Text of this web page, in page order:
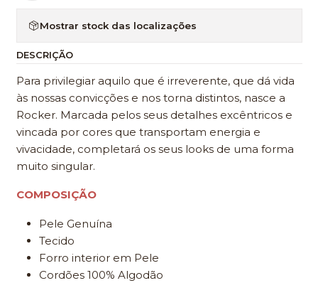
Mostrar stock das localizações
DESCRIÇÃO
Para privilegiar aquilo que é irreverente, que dá vida
às nossas convicções e nos torna distintos, nasce a
Rocker. Marcada pelos seus detalhes excêntricos e
vincada por cores que transportam energia e
vivacidade, completará os seus looks de uma forma
muito singular.
COMPOSIÇÃO
Pele Genuína
Tecido
Forro interior em Pele
Cordões 100% Algodão